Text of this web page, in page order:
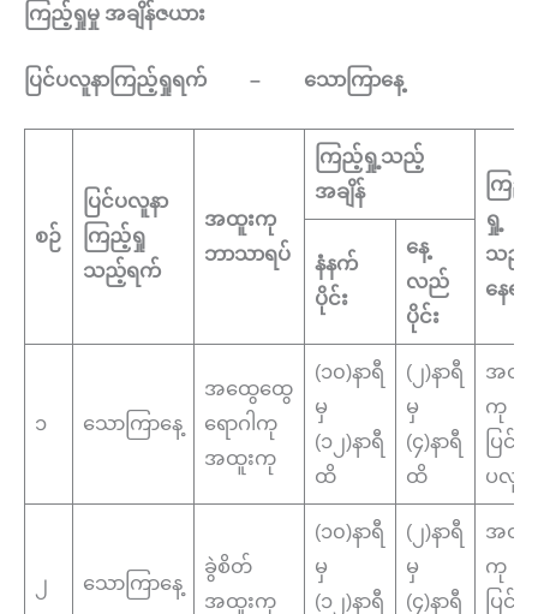
ကြည့်ရှုမှု အချိန်ဇယား
ပြင်ပလူနာကြည့်ရှုရက် – သောကြာနေ့
စဉ်
ပြင်ပလူနာ
ကြည့်ရှု
သည့်ရက်
အထူးကု
ဘာသာရပ်
ကြည့်ရှု့သည့်
အချိန်
ကြည့်
ရှု့
သည့်
နေရာ
နံနက်
ပိုင်း
နေ့
လည်
ပိုင်း
၁ သောကြာနေ့
အထွေထွေ
ရောဂါကု
အထူးကု
(၁၀)နာရီ
မှ
(၁၂)နာရီ
ထိ
(၂)နာရီ
မှ
(၄)နာရီ
ထိ
အထူး
ကု
ပြင်
ပလူန
၂ သောကြာနေ့
ခွဲစိတ်
အထူးကု
(၁၀)နာရီ
မှ
(၁၂)နာရီ
(၂)နာရီ
မှ
(၄)နာရီ
အထူး
ကု
ပြင်